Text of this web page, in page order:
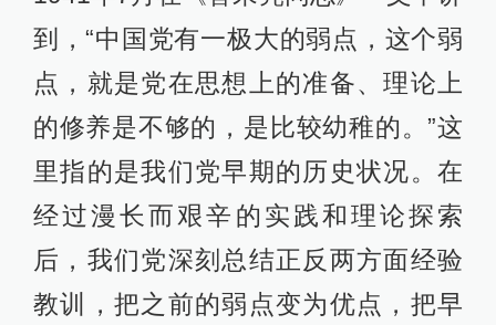
到，“中国党有一极大的弱点，这个弱
点，就是党在思想上的准备、理论上
的修养是不够的，是比较幼稚的。”这
里指的是我们党早期的历史状况。在
经过漫长而艰辛的实践和理论探索
后，我们党深刻总结正反两方面经验
教训，把之前的弱点变为优点，把早